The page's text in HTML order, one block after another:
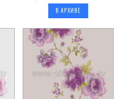
В АРХИВЕ